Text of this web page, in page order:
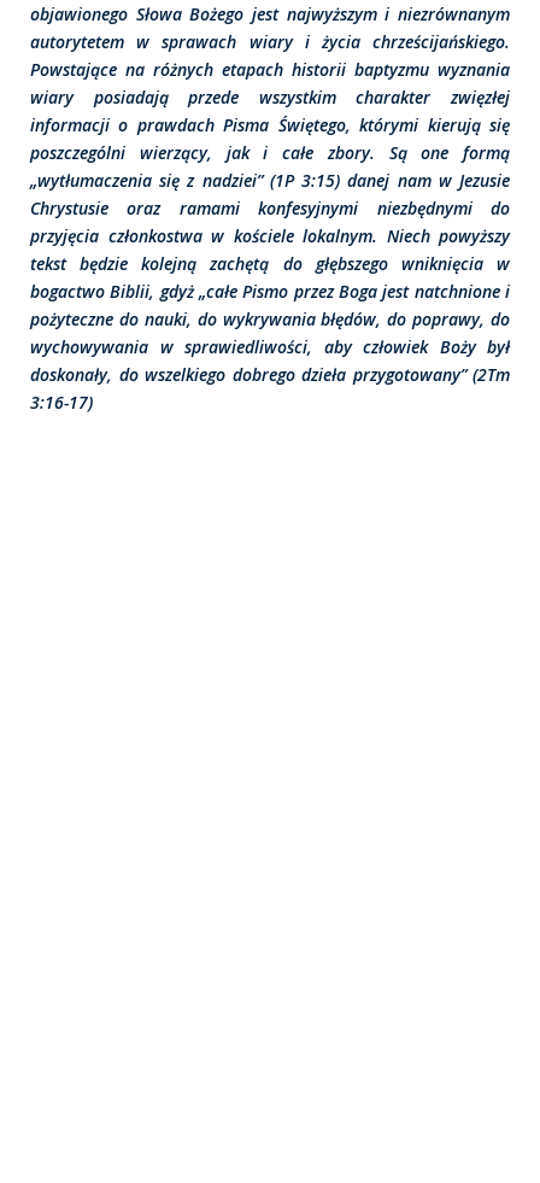
objawionego Słowa Bożego jest najwyższym i niezrównanym
autorytetem w sprawach wiary i życia chrześcijańskiego.
Powstające na różnych etapach historii baptyzmu wyznania
wiary posiadają przede wszystkim charakter zwięzłej
informacji o prawdach Pisma Świętego, którymi kierują się
poszczególni wierzący, jak i całe zbory. Są one formą
„wytłumaczenia się z nadziei” (1P 3:15) danej nam w Jezusie
Chrystusie oraz ramami konfesyjnymi niezbędnymi do
przyjęcia członkostwa w kościele lokalnym. Niech powyższy
tekst będzie kolejną zachętą do głębszego wniknięcia w
bogactwo Biblii, gdyż „całe Pismo przez Boga jest natchnione i
pożyteczne do nauki, do wykrywania błędów, do poprawy, do
wychowywania w sprawiedliwości, aby człowiek Boży był
doskonały, do wszelkiego dobrego dzieła przygotowany” (2Tm
3:16-17)